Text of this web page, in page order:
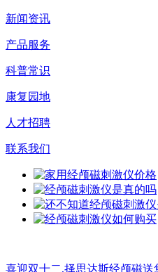
新闻资讯
产品服务
科普常识
康复园地
人才招聘
联系我们
喜迎双十二,择思达斯经颅磁送